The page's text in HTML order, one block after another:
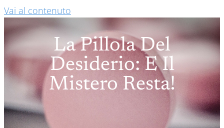
Vai al contenuto
La Pillola Del
Desiderio: E Il
Mistero Resta!